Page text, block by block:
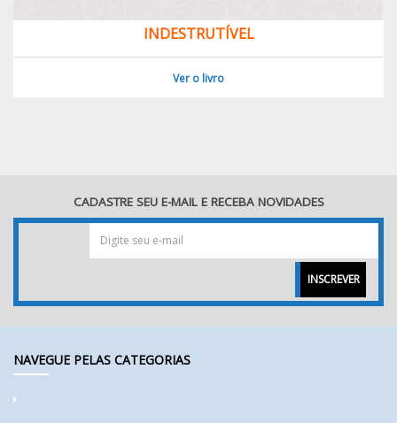
INDESTRUTÍVEL
Ver o livro
CADASTRE SEU E-MAIL E RECEBA NOVIDADES
INSCREVER
NAVEGUE PELAS CATEGORIAS